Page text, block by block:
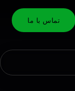
تماس با ما